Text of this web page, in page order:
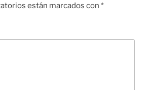
están marcados con *